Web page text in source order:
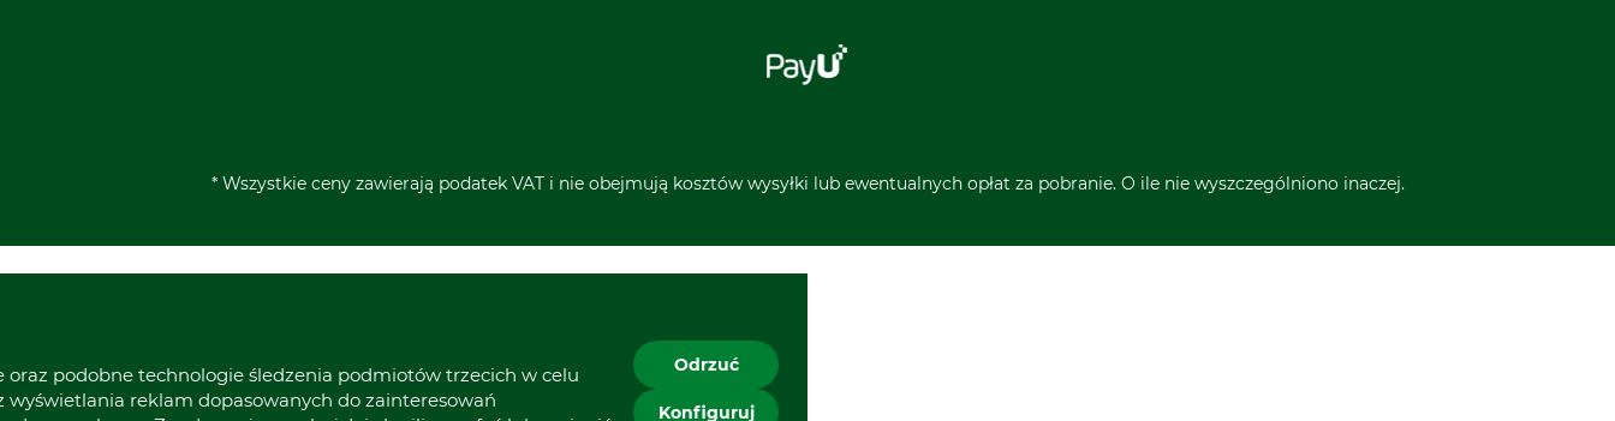
* Wszystkie ceny zawierają podatek VAT i nie obejmują kosztów wysyłki lub ewentualnych opłat za pobranie. O ile nie wyszczególniono inaczej.
podobne technologie śledzenia podmiotów trzecich w celu
wyświetlania reklam dopasowanych do zainteresowań
Odrzuć
Konfiguruj